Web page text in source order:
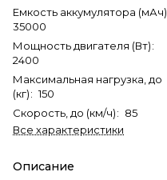
Емкость аккумулятора (мАч)
35000
Мощность двигателя (Вт):
2400
Максимальная нагрузка, до
(кг): 150
Скорость, до (км/ч): 85
Все характеристики
Описание